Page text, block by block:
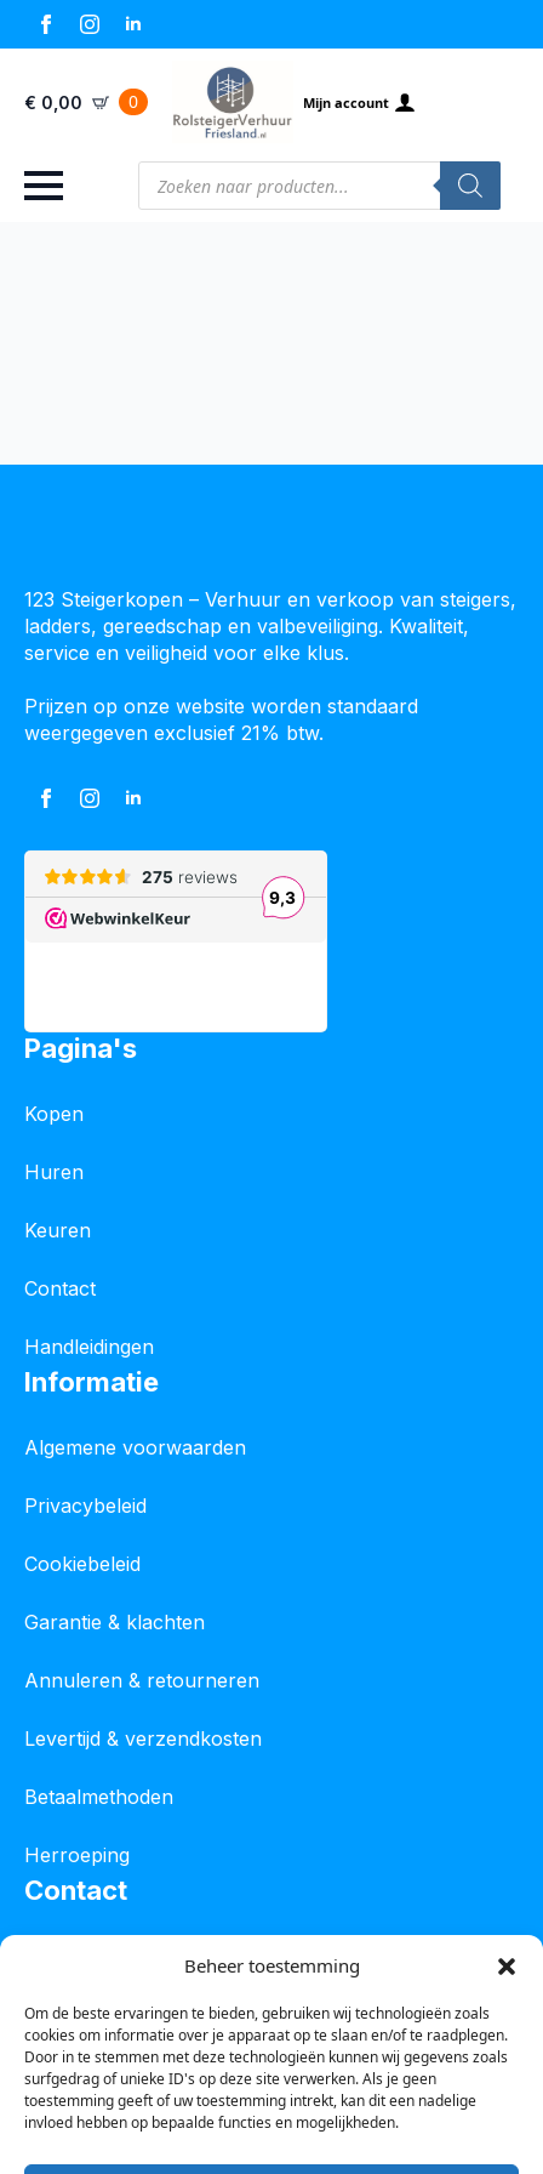
Beheer toestemming
Om de beste ervaringen te bieden, gebruiken wij technologieën zoals
cookies om informatie over je apparaat op te slaan en/of te raadplegen.
Door in te stemmen met deze technologieën kunnen wij gegevens zoals
surfgedrag of unieke ID's op deze site verwerken. Als je geen
toestemming geeft of uw toestemming intrekt, kan dit een nadelige
invloed hebben op bepaalde functies en mogelijkheden.
€ 0,00 0 Mijn account
Producten
zoeken
123 Steigerkopen – Verhuur en verkoop van steigers,
ladders, gereedschap en valbeveiliging. Kwaliteit,
service en veiligheid voor elke klus.
Prijzen op onze website worden standaard
weergegeven exclusief 21% btw.
Pagina's
Kopen
Huren
Keuren
Contact
Handleidingen
Informatie
Algemene voorwaarden
Privacybeleid
Cookiebeleid
Garantie & klachten
Annuleren & retourneren
Levertijd & verzendkosten
Betaalmethoden
Herroeping
Contact
Tel :0850601800
Whatsapp : 0623388306